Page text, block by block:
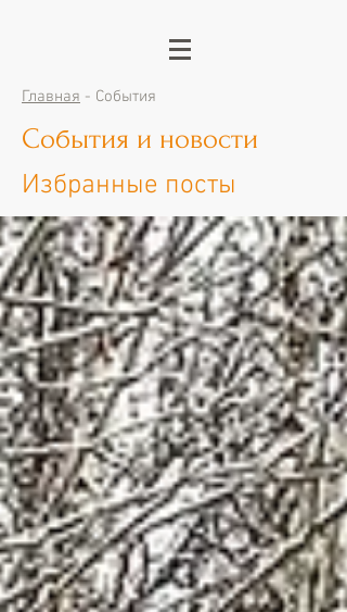
Главная - События
События и новости
Избранные посты